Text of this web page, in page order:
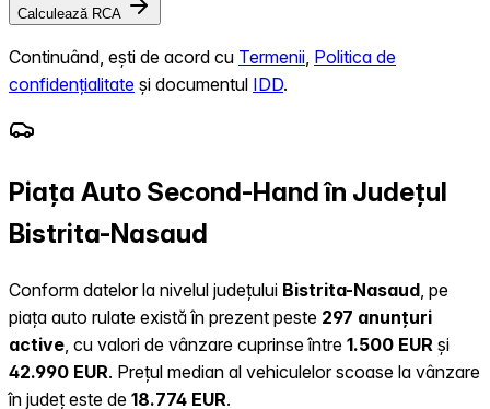
Calculează RCA
Continuând, ești de acord cu Termenii Politica de
confidențialitate și documentul IDD.
Piața Auto Second-Hand în Județul
Bistrita-Nasaud
Conform datelor la nivelul județului Bistrita-Nasaud , pe
piața auto rulate există în prezent peste 297 anunțuri
active , cu valori de vânzare cuprinse între 1.500 EUR și
42.990 EUR. Prețul median al vehiculelor scoase la vânzare
în județ este de 18.774 EUR.